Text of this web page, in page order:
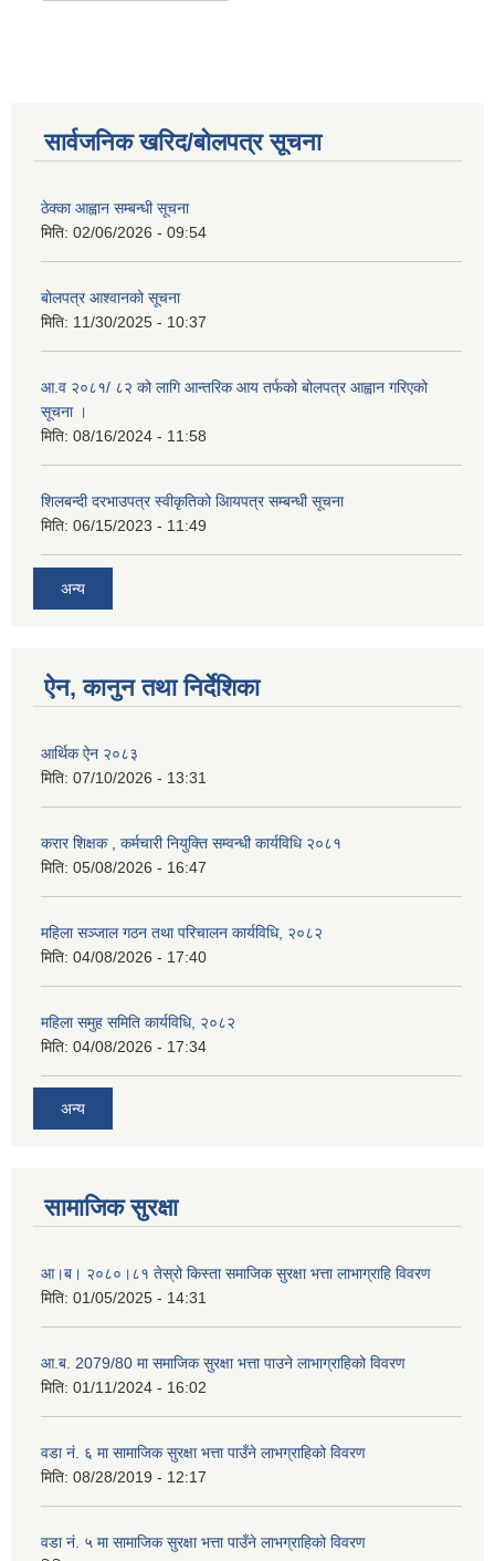
सार्वजनिक खरिद/बोलपत्र सूचना
ठेक्का आह्वान सम्बन्धी सूचना
मिति: 02/06/2026 - 09:54
बोलपत्र आश्वानको सूचना
मिति: 11/30/2025 - 10:37
आ.व २०८१/ ८२ को लागि आन्तरिक आय तर्फको बोलपत्र आह्वान गरिएको
सूचना ।
मिति: 08/16/2024 - 11:58
शिलबन्दी दरभाउपत्र स्वीकृतिको आियपत्र सम्बन्धी सूचना
मिति: 06/15/2023 - 11:49
अन्य
ऐन, कानुन तथा निर्देशिका
आर्थिक ऐन २०८३
मिति: 07/10/2026 - 13:31
करार शिक्षक , कर्मचारी नियुक्ति सम्वन्धी कार्यविधि २०८१
मिति: 05/08/2026 - 16:47
महिला सञ्जाल गठन तथा परिचालन कार्यविधि, २०८२
मिति: 04/08/2026 - 17:40
महिला समुह समिति कार्यविधि, २०८२
मिति: 04/08/2026 - 17:34
अन्य
सामाजिक सुरक्षा
आ।ब। २०८०।८१ तेस्रो किस्ता समाजिक सुरक्षा भत्ता लाभाग्राहि विवरण
मिति: 01/05/2025 - 14:31
आ.ब. 2079/80 मा समाजिक सुरक्षा भत्ता पाउने लाभाग्राहिको विवरण
मिति: 01/11/2024 - 16:02
वडा नं. ६ मा सामाजिक सुरक्षा भत्ता पाउँने लाभग्राहिको विवरण
मिति: 08/28/2019 - 12:17
वडा नं. ५ मा सामाजिक सुरक्षा भत्ता पाउँने लाभग्राहिको विवरण